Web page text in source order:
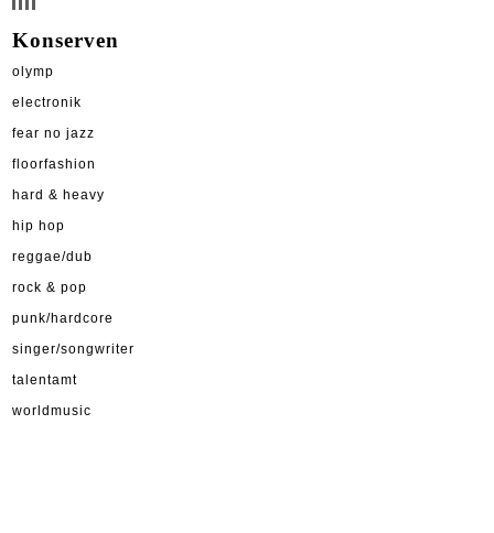
Konserven
olymp
electronik
fear no jazz
floorfashion
hard & heavy
hip hop
reggae/dub
rock & pop
punk/hardcore
singer/songwriter
talentamt
worldmusic